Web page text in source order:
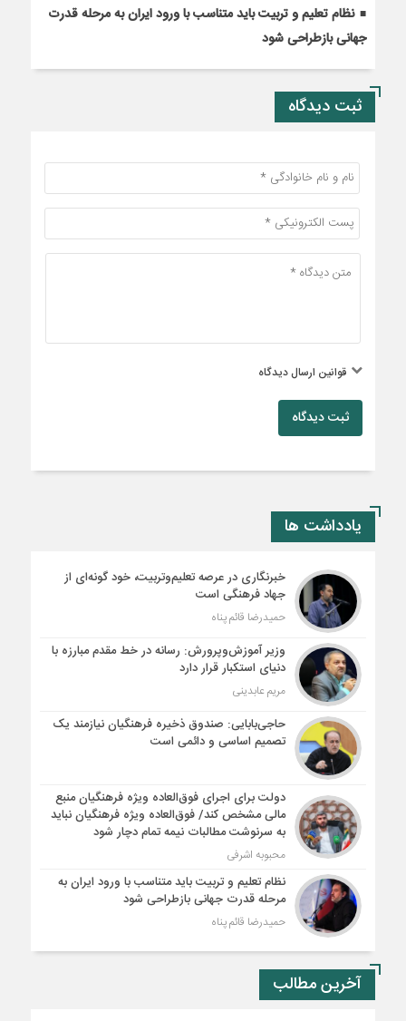
نظام تعلیم و تربیت باید متناسب با ورود ایران به مرحله قدرت
جهانی بازطراحی شود
ثبت دیدگاه
قوانین ارسال دیدگاه
ثبت دیدگاه
یادداشت ها
خبرنگاری در عرصه تعلیم‌وتربیت، خود گونه‌ای از
جهاد فرهنگی است
حمیدرضا قائم پناه
وزیر آموزش‌وپرورش: رسانه در خط مقدم مبارزه با
دنیای استکبار قرار دارد
مریم عابدینی
حاجی‌بابایی: صندوق ذخیره فرهنگیان نیازمند یک
تصمیم اساسی و دائمی است
دولت برای اجرای فوق‌العاده ویژه فرهنگیان منبع
مالی مشخص کند/ فوق‌العاده ویژه فرهنگیان نباید
به سرنوشت مطالبات نیمه‌ تمام دچار شود
محبوبه اشرفی
نظام تعلیم و تربیت باید متناسب با ورود ایران به
مرحله قدرت جهانی بازطراحی شود
حمیدرضا قائم پناه
آخرین مطالب